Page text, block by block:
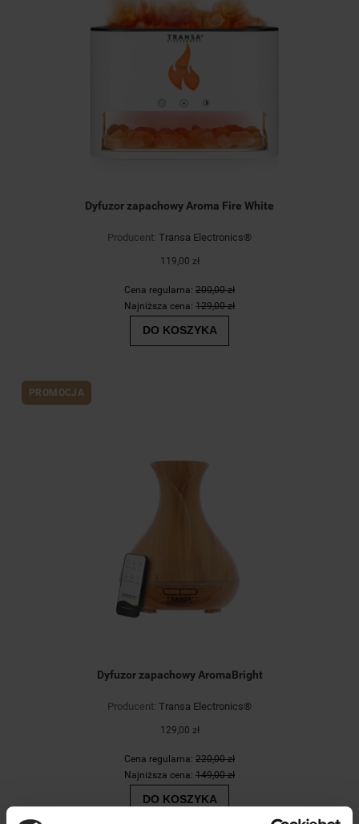
Dyfuzor zapachowy Aroma Fire White
Producent: Transa Electronics®
119,00 zł
Cena regularna: 200,00 zł
Najniższa cena: 129,00 zł
DO KOSZYKA
Dyfuzor zapachowy AromaBright
Producent: Transa Electronics®
129,00 zł
Cena regularna: 220,00 zł
Najniższa cena: 149,00 zł
DO KOSZYKA
PROMOCJA